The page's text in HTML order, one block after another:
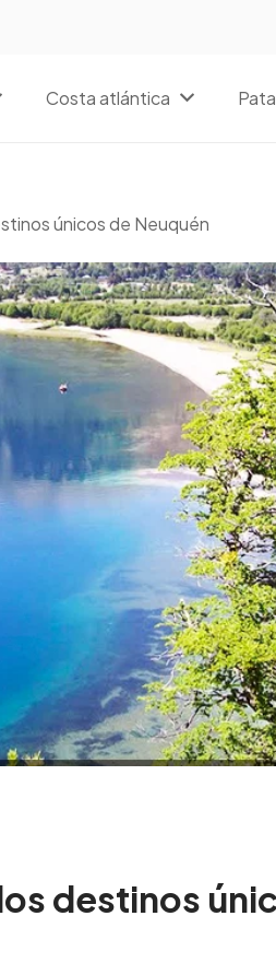
Costa atlántica
únicos de Neuquén
destinos